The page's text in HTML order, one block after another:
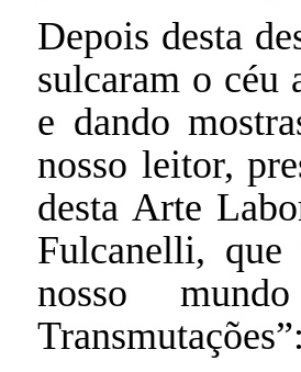
Depois desta
sulcaram o céu
e dando
nosso leitor,
desta Arte
Fulcanelli, que
nosso
Transmutações”: